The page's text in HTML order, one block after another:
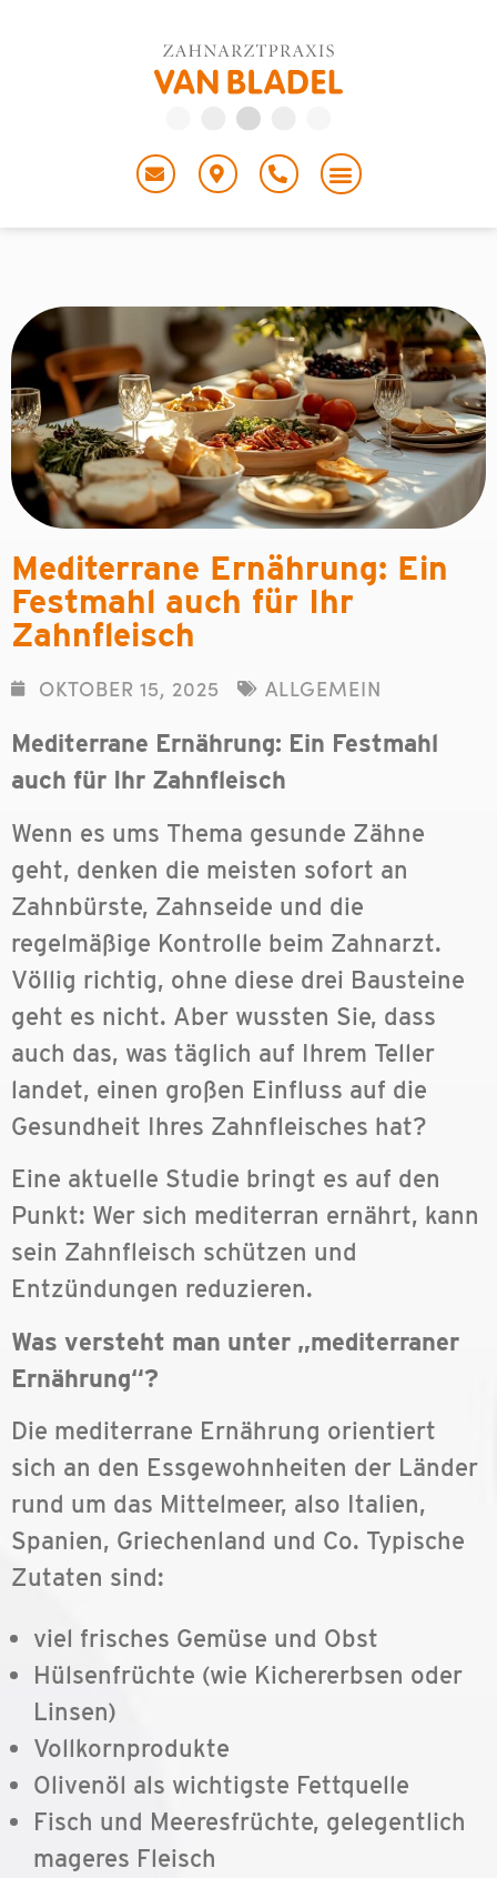
Mediterrane Ernährung: Ein
Festmahl auch für Ihr
Zahnfleisch
OKTOBER 15, 2025 ALLGEMEIN
Mediterrane Ernährung: Ein Festmahl
auch für Ihr Zahnfleisch
Wenn es ums Thema gesunde Zähne
geht, denken die meisten sofort an
Zahnbürste, Zahnseide und die
regelmäßige Kontrolle beim Zahnarzt.
Völlig richtig, ohne diese drei Bausteine
geht es nicht. Aber wussten Sie, dass
auch das, was täglich auf Ihrem Teller
landet, einen großen Einfluss auf die
Gesundheit Ihres Zahnfleisches hat?
Eine aktuelle Studie bringt es auf den
Punkt: Wer sich mediterran ernährt, kann
sein Zahnfleisch schützen und
Entzündungen reduzieren.
Was versteht man unter „mediterraner
Ernährung“?
Die mediterrane Ernährung orientiert
sich an den Essgewohnheiten der Länder
rund um das Mittelmeer, also Italien,
Spanien, Griechenland und Co. Typische
Zutaten sind:
viel frisches Gemüse und Obst
Hülsenfrüchte (wie Kichererbsen oder
Linsen)
Vollkornprodukte
Olivenöl als wichtigste Fettquelle
Fisch und Meeresfrüchte, gelegentlich
mageres Fleisch